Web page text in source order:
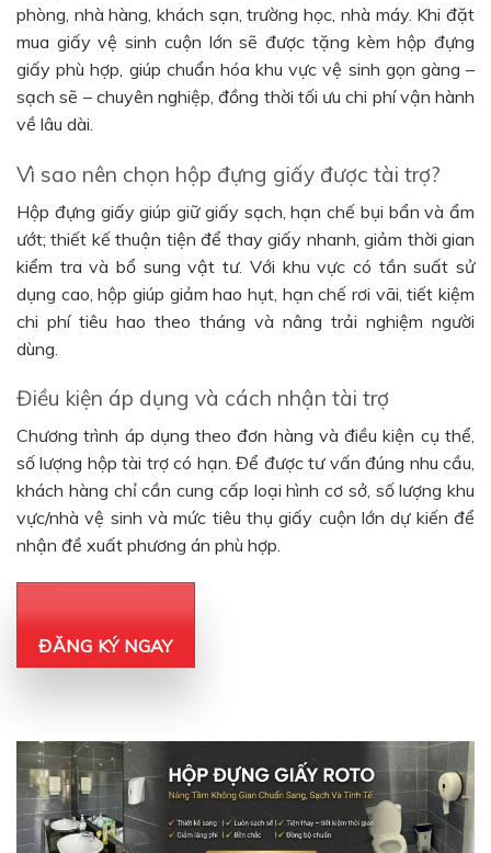
phòng, nhà hàng, khách sạn, trường học, nhà máy. Khi đặt
mua giấy vệ sinh cuộn lớn sẽ được tặng kèm hộp đựng
giấy phù hợp, giúp chuẩn hóa khu vực vệ sinh gọn gàng –
sạch sẽ – chuyên nghiệp, đồng thời tối ưu chi phí vận hành
về lâu dài.
Vì sao nên chọn hộp đựng giấy được tài trợ?
Hộp đựng giấy giúp giữ giấy sạch, hạn chế bụi bẩn và ẩm
ướt; thiết kế thuận tiện để thay giấy nhanh, giảm thời gian
kiểm tra và bổ sung vật tư. Với khu vực có tần suất sử
dụng cao, hộp giúp giảm hao hụt, hạn chế rơi vãi, tiết kiệm
chi phí tiêu hao theo tháng và nâng trải nghiệm người
dùng.
Điều kiện áp dụng và cách nhận tài trợ
Chương trình áp dụng theo đơn hàng và điều kiện cụ thể,
số lượng hộp tài trợ có hạn. Để được tư vấn đúng nhu cầu,
khách hàng chỉ cần cung cấp loại hình cơ sở, số lượng khu
vực/nhà vệ sinh và mức tiêu thụ giấy cuộn lớn dự kiến để
nhận đề xuất phương án phù hợp.
ĐĂNG KÝ NGAY